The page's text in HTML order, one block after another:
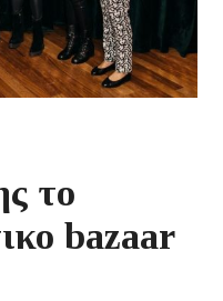
το
bazaar